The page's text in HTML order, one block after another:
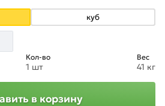
куб
Кол-во
1 шт
Вес
41 кг
в корзину